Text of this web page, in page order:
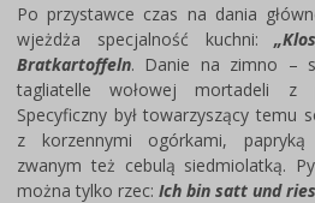
Po przystawce czas na dania
wjeżdża specjalność kuchni:
Bratkartoffeln. Danie na zimno –
tagliatelle wołowej mortadeli z
Specyficzny był towarzyszący temu
z korzennymi ogórkami,
zwanym też cebulą siedmiolatką.
można tylko rzec:Ich bin satt und